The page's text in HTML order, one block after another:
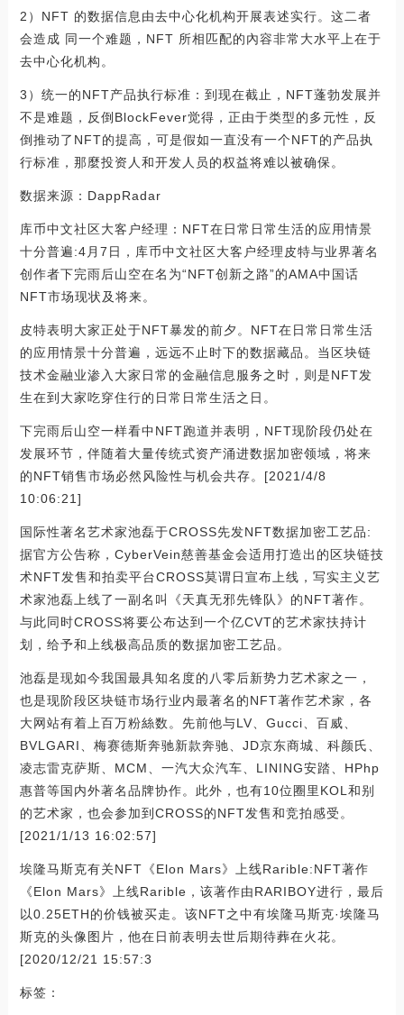
2）NFT 的数据信息由去中心化机构开展表述实行。这二者
会造成 同一个难题，NFT 所相匹配的內容非常大水平上在于
去中心化机构。
3）统一的NFT产品执行标准：到现在截止，NFT蓬勃发展并
不是难题，反倒BlockFever觉得，正由于类型的多元性，反
倒推动了NFT的提高，可是假如一直没有一个NFT的产品执
行标准，那麼投资人和开发人员的权益将难以被确保。
数据来源：DappRadar
库币中文社区大客户经理：NFT在日常日常生活的应用情景
十分普遍:4月7日，库币中文社区大客户经理皮特与业界著名
创作者下完雨后山空在名为“NFT创新之路”的AMA中国话
NFT市场现状及将来。
皮特表明大家正处于NFT暴发的前夕。NFT在日常日常生活
的应用情景十分普遍，远远不止时下的数据藏品。当区块链
技术金融业渗入大家日常的金融信息服务之时，则是NFT发
生在到大家吃穿住行的日常日常生活之日。
下完雨后山空一样看中NFT跑道并表明，NFT现阶段仍处在
发展环节，伴随着大量传统式资产涌进数据加密领域，将来
的NFT销售市场必然风险性与机会共存。[2021/4/8
10:06:21]
国际性著名艺术家池磊于CROSS先发NFT数据加密工艺品:
据官方公告称，CyberVein慈善基金会适用打造出的区块链技
术NFT发售和拍卖平台CROSS莫谓日宣布上线，写实主义艺
术家池磊上线了一副名叫《天真无邪先锋队》的NFT著作。
与此同时CROSS将要公布达到一个亿CVT的艺术家扶持计
划，给予和上线极高品质的数据加密工艺品。
池磊是现如今我国最具知名度的八零后新势力艺术家之一，
也是现阶段区块链市场行业内最著名的NFT著作艺术家，各
大网站有着上百万粉絲数。先前他与LV、Gucci、百威、
BVLGARI、梅赛德斯奔驰新款奔驰、JD京东商城、科颜氏、
凌志雷克萨斯、MCM、一汽大众汽车、LINING安踏、HPhp
惠普等国内外著名品牌协作。此外，也有10位圈里KOL和别
的艺术家，也会参加到CROSS的NFT发售和竞拍感受。
[2021/1/13 16:02:57]
埃隆马斯克有关NFT《Elon Mars》上线Rarible:NFT著作
《Elon Mars》上线Rarible，该著作由RARIBOY进行，最后
以0.25ETH的价钱被买走。该NFT之中有埃隆马斯克·埃隆马
斯克的头像图片，他在日前表明去世后期待葬在火花。
[2020/12/21 15:57:3
标签：